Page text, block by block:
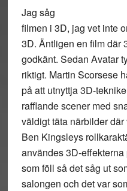
Jag såg
filmen i 3D, jag vet inte
3D. Äntligen en film där
godkänt. Sedan Avatar
riktigt. Martin Scorsese
på att utnyttja 3D-
rafflande scener med
väldigt täta närbilder
Ben Kingsleys
användes 3D-
som föll så det såg ut
salongen och det var